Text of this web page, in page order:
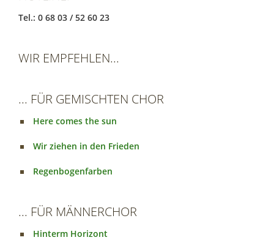
Tel.: 0 68 03 / 52 60 23
WIR EMPFEHLEN...
... FÜR GEMISCHTEN CHOR
Here comes the sun
Wir ziehen in den Frieden
Regenbogenfarben
... FÜR MÄNNERCHOR
Hinterm Horizont